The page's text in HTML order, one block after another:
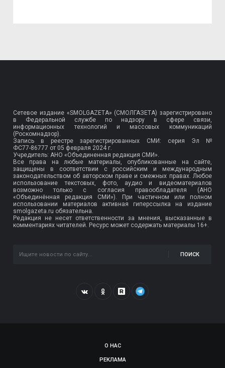
Сетевое издание «SMOLGAZETA» (СМОЛГАЗЕТА) зарегистрировано
в Федеральной службе по надзору в сфере связи,
информационных технологий и массовых коммуникаций
(Роскомнадзор).
Запись в реестре зарегистрированных СМИ: серия Эл №
ФС77-86777 от 05 февраля 2024 г.
Учредитель: АНО «Объединенная редакция СМИ».
Все права на любые материалы, опубликованные на сайте,
защищены в соответствии с российским и международным
законодательством об авторском праве и смежных правах. Любое
использование текстовых, фото, аудио и видеоматериалов
возможно только с согласия правообладателя (АНО
«Объединённая редакция СМИ»). При частичном или полном
использовании материалов активная гиперссылка на издание
smolgazeta.ru обязательна.
Редакция не несет ответственности за мнения, высказанные в
комментариях читателей. Ресурс может содержать материалы 16+.
ПОИСК
О НАС
РЕКЛАМА